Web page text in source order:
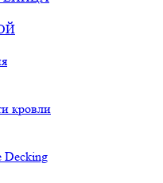
кровли
Decking